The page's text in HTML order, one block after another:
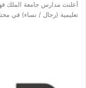
أعلنت مدارس جامعة الملك
تعليمية (رجال / نساء) في